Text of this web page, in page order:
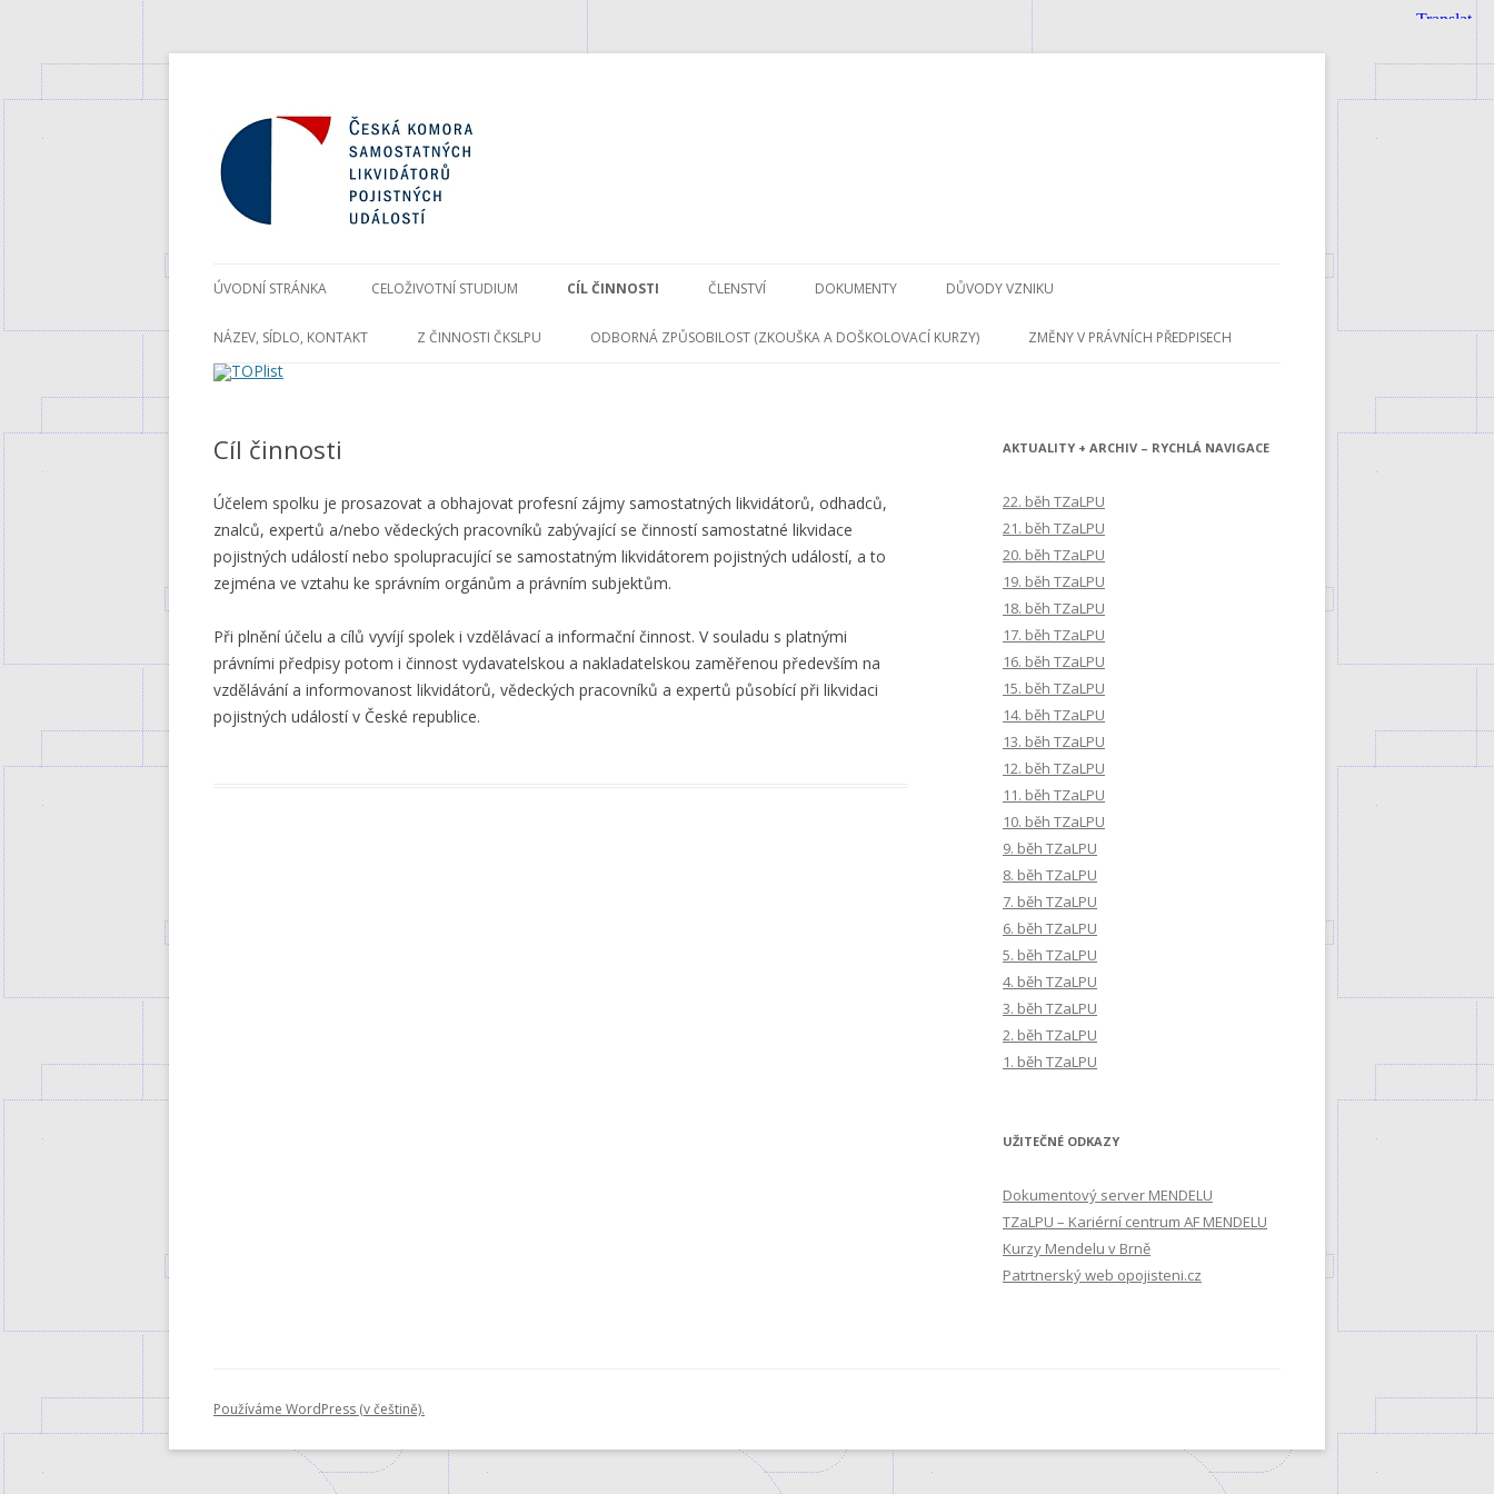
k
ÚVODNÍ STRÁNKA CELOŽIVOTNÍ STUDIUM CÍL ČINNOSTI ČLENSTVÍ DOKUMENTY DŮVODY VZNIKU
NÁZEV, SÍDLO, KONTAKT Z ČINNOSTI ČKSLPU ODBORNÁ ZPŮSOBILOST (ZKOUŠKA A DOŠKOLOVACÍ KURZY) ZMĚNY V PRÁVNÍCH PŘEDPISECH
Cíl činnosti
Účelem spolku je prosazovat a obhajovat profesní zájmy samostatných likvidátorů, odhadců,
znalců, expertů a/nebo vědeckých pracovníků zabývající se činností samostatné likvidace
pojistných událostí nebo spolupracující se samostatným likvidátorem pojistných událostí, a to
zejména ve vztahu ke správním orgánům a právním subjektům.
Při plnění účelu a cílů vyvíjí spolek i vzdělávací a informační činnost. V souladu s platnými
právními předpisy potom i činnost vydavatelskou a nakladatelskou zaměřenou především na
vzdělávání a informovanost likvidátorů, vědeckých pracovníků a expertů působící při likvidaci
pojistných událostí v České republice.
AKTUALITY + ARCHIV – RYCHLÁ NAVIGACE
22. běh TZaLPU
21. běh TZaLPU
20. běh TZaLPU
19. běh TZaLPU
18. běh TZaLPU
17. běh TZaLPU
16. běh TZaLPU
15. běh TZaLPU
14. běh TZaLPU
13. běh TZaLPU
12. běh TZaLPU
11. běh TZaLPU
10. běh TZaLPU
9. běh TZaLPU
8. běh TZaLPU
7. běh TZaLPU
6. běh TZaLPU
5. běh TZaLPU
4. běh TZaLPU
3. běh TZaLPU
2. běh TZaLPU
1. běh TZaLPU
UŽITEČNÉ ODKAZY
Dokumentový server MENDELU
TZaLPU – Kariérní centrum AF MENDELU
Kurzy Mendelu v Brně
Patrtnerský web opojisteni.cz
Používáme WordPress (v češtině).